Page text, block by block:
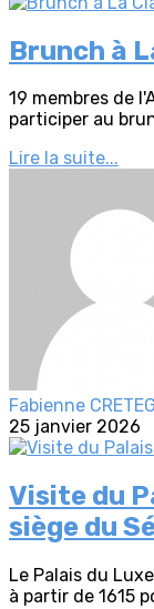
Brunch à
19 membres de
participer au
Lire la suite...
Fabienne
25 janvier 2026
Visite du
siège du
Le Palais du
à partir de 1615